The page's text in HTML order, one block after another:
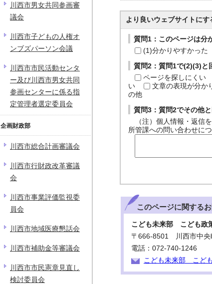
より良いウェブサイトにす
質問1：このページは分
(1)分かりやすかった
質問2：質問1で(2)(3)と
ページを探しにくい
い
文章の表現が分か
の他
質問3：質問2でその他
（注）個人情報・返信を
所管課への問い合わせに
このページに関する
こども未来部 こども政
〒666-8501 川西市中
電話：072-740-1246
こども未来部 こども
川西市男女共同参画審
議会
川西市子どもの人権オ
ンブズパーソン会議
川西市市民活動センタ
ー及び川西市男女共同
参画センターに係る指
定管理者選定委員会
企画財政部
川西市総合計画審議会
川西市行財政改革審議
会
川西市事業評価監視委
員会
川西市地域医療懇話会
川西市補助金等審議会
川西市市民憲章見直し
検討委員会